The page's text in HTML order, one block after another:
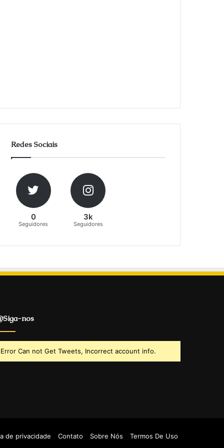
Redes Sociais
0
Seguidores
3k
Seguidores
nos
Error Can not Get Tweets, Incorrect account info.
de privacidade Contato Sobre Nós Termos De Uso